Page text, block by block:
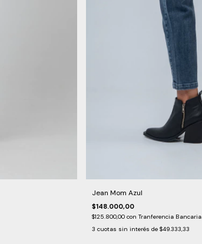
Jean Mom Azul
$148.000,00
$125.800,00 con Tranferencia Bancaria
3 cuotas sin interés de $49.333,33